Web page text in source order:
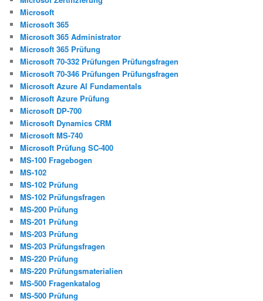
Microsoft
Microsoft 365
Microsoft 365 Administrator
Microsoft 365 Prüfung
Microsoft 70-332 Prüfungen Prüfungsfragen
Microsoft 70-346 Prüfungen Prüfungsfragen
Microsoft Azure AI Fundamentals
Microsoft Azure Prüfung
Microsoft DP-700
Microsoft Dynamics CRM
Microsoft MS-740
Microsoft Prüfung SC-400
MS-100 Fragebogen
MS-102
MS-102 Prüfung
MS-102 Prüfungsfragen
MS-200 Prüfung
MS-201 Prüfung
MS-203 Prüfung
MS-203 Prüfungsfragen
MS-220 Prüfung
MS-220 Prüfungsmaterialien
MS-500 Fragenkatalog
MS-500 Prüfung